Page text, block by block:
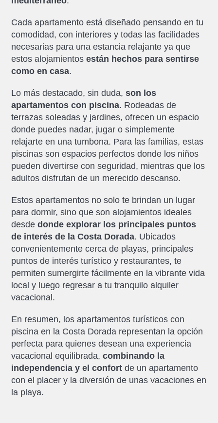
Cada apartamento está diseñado pensando en tu
comodidad, con interiores y todas las facilidades
necesarias para una estancia relajante ya que
estos alojamientos están hechos para sentirse
como en casa.
Lo más destacado, sin duda, son los
apartamentos con piscina. Rodeadas de
terrazas soleadas y jardines, ofrecen un espacio
donde puedes nadar, jugar o simplemente
relajarte en una tumbona. Para las familias, estas
piscinas son espacios perfectos donde los niños
pueden divertirse con seguridad, mientras que los
adultos disfrutan de un merecido descanso.
Estos apartamentos no solo te brindan un lugar
para dormir, sino que son alojamientos ideales
desde donde explorar los principales puntos
de interés de la Costa Dorada. Ubicados
convenientemente cerca de playas, principales
puntos de interés turístico y restaurantes, te
permiten sumergirte fácilmente en la vibrante vida
local y luego regresar a tu tranquilo alquiler
vacacional.
En resumen, los apartamentos turísticos con
piscina en la Costa Dorada representan la opción
perfecta para quienes desean una experiencia
vacacional equilibrada, combinando la
independencia y el confortde un apartamento
con el placer y la diversión de unas vacaciones en
la playa.